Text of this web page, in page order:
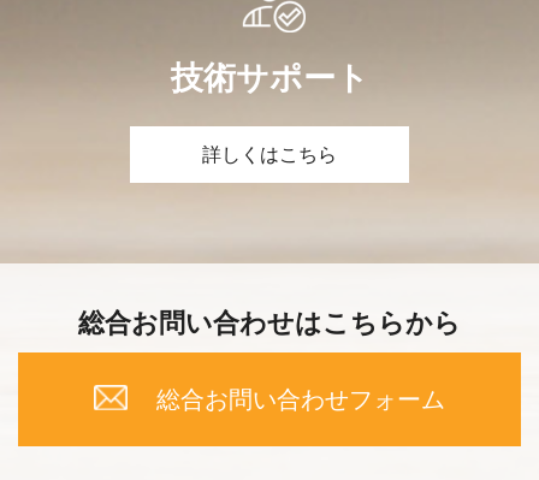
技術サポート
詳しくはこちら
総合お問い合わせはこちらから
総合お問い合わせフォーム